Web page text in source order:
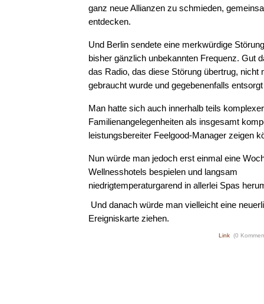
ganz neue Allianzen zu schmieden,
entdecken.
Und Berlin sendete eine merkwürdige
bisher gänzlich unbekannten Frequenz. Gut
das Radio, das diese Störung übertrug, nicht
gebraucht wurde und gegebenenfalls
Man hatte sich auch innerhalb teils komplexer
Familienangelegenheiten als insgesamt
leistungsbereiter Feelgood-Manager zeigen
Nun würde man jedoch erst einmal eine
Wellnesshotels bespielen und langsam
niedrigtemperaturgarend in allerlei Spas
Und danach würde man vielleicht eine
Ereigniskarte ziehen.
Link (0